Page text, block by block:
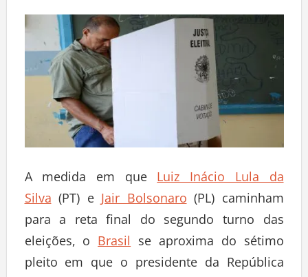
A medida em queLuiz Inácio Lula da
Silva(PT) eJair Bolsonaro(PL) caminham
para a reta final do segundo turno das
eleições, oBrasilse aproxima do sétimo
pleito em que o presidente da República